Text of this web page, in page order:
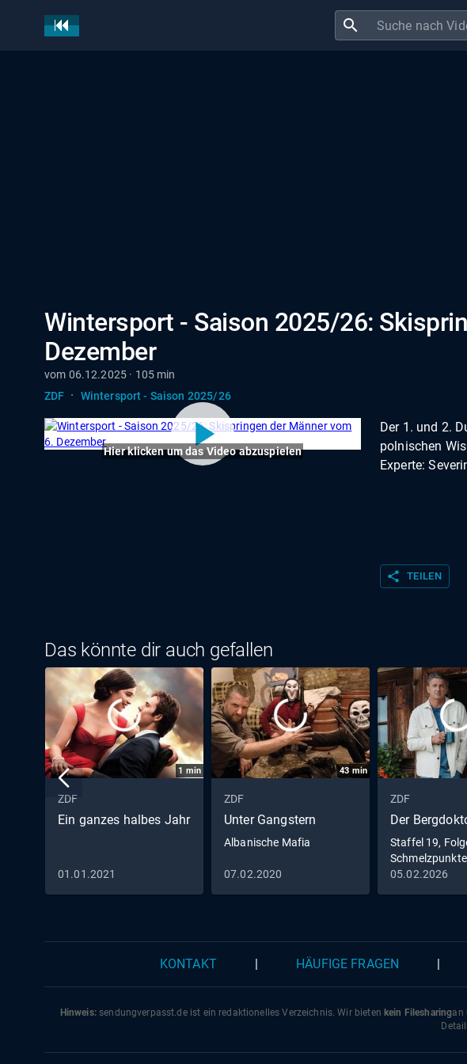
search
Wintersport - Saison 2025/26:
Dezember
vom 06.12.2025 · 105 min
ZDF · Wintersport - Saison 2025/26
Hier klicken um das Video abzuspielen
Der 1. und 2.
polnischen
Experte:
share TEILEN
Das könnte dir auch gefallen
1 min
ZDF
Ein ganzes halbes Jahr
01.01.2021
43 min
ZDF
Unter Gangstern
Albanische Mafia
07.02.2020
ZDF
Der
Staffel 19,
Schmelzpunkte
05.02.2026
KONTAKT HÄUFIGE FRAGEN
Hinweis:sendungverpasst.deist ein redaktionelles Verzeichnis. Wir bieten kein Filesharingan